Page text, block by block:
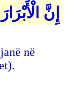
إِنَّ
në